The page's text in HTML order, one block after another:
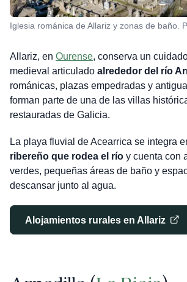
Iglesia románica de Allariz y zonas de baño.
Allariz, en Ourense, conserva un
medieval articulado alrededor del río
románicas, plazas empedradas y
forman parte de una de las villas
restauradas de Galicia.
La playa fluvial de Acearrica se integra
ribereño que rodea el ríoy cuenta con
verdes, pequeñas áreas de baño y
descansar junto al agua.
Alojamientos rurales en Allariz